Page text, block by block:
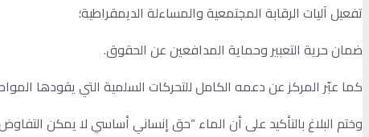
تفعيل آليات الرقابة المجتمعية والمساءلة الديمقراطية؛
ضمان حرية التعبير وحماية المدافعين عن الحقوق.
كما عبّر المركز عن دعمه الكامل للتحركات السلمية التي يقودها
وختم البلاغ بالتأكيد على أن الماء “حق إنساني أساسي لا يمكن